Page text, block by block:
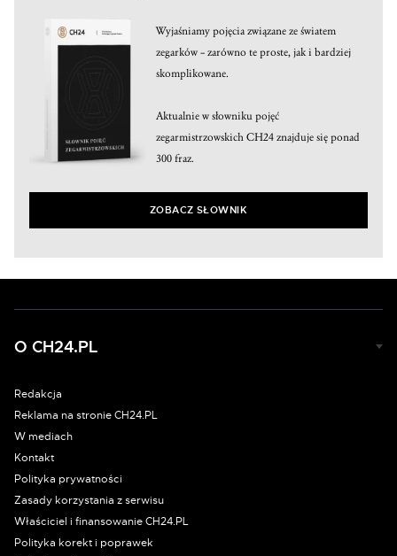
Wyjaśniamy pojęcia związane ze światem
zegarków – zarówno te proste, jak i bardziej
skomplikowane.
Aktualnie w słowniku pojęć
zegarmistrzowskich CH24 znajduje się ponad
300 fraz.
ZOBACZ SŁOWNIK
O CH24.PL
Redakcja
Reklama na stronie CH24.PL
W mediach
Kontakt
Polityka prywatności
Zasady korzystania z serwisu
Właściciel i finansowanie CH24.PL
Polityka korekt i poprawek